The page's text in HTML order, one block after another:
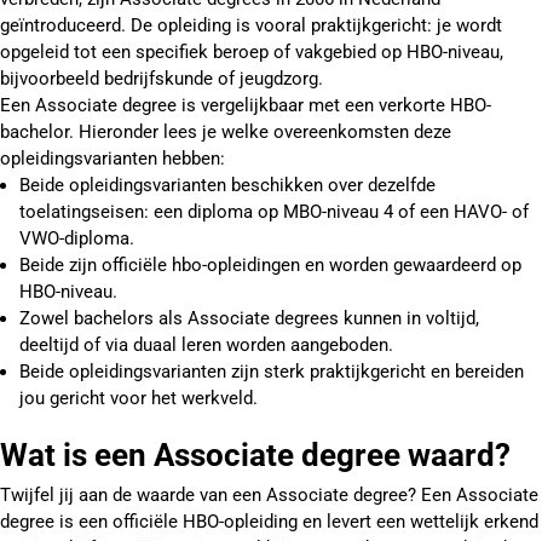
geïntroduceerd. De opleiding is vooral praktijkgericht: je wordt
opgeleid tot een specifiek beroep of vakgebied op HBO-niveau,
bijvoorbeeld bedrijfskunde of jeugdzorg.
Een Associate degree is vergelijkbaar met een verkorte HBO-
bachelor. Hieronder lees je welke overeenkomsten deze
opleidingsvarianten hebben:
Beide opleidingsvarianten beschikken over dezelfde
toelatingseisen: een diploma op MBO-niveau 4 of een HAVO- of
VWO-diploma.
Beide zijn officiële hbo-opleidingen en worden gewaardeerd op
HBO-niveau.
Zowel bachelors als Associate degrees kunnen in voltijd,
deeltijd of via duaal leren worden aangeboden.
Beide opleidingsvarianten zijn sterk praktijkgericht en bereiden
jou gericht voor het werkveld.
Wat is een Associate degree waard?
Twijfel jij aan de waarde van een Associate degree? Een Associate
degree is een officiële HBO-opleiding en levert een wettelijk erkend